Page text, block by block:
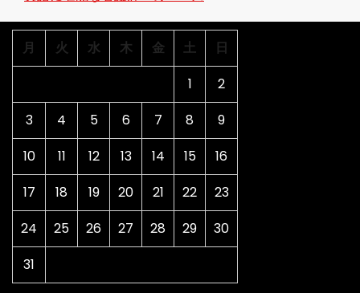
月 火 水 木 金 土
日
1
2
3
4 5 6 7 8
9
10
11 12 13 14 15
16
17
18 19 20 21 22
23
24
25 26 27 28 29
30
31